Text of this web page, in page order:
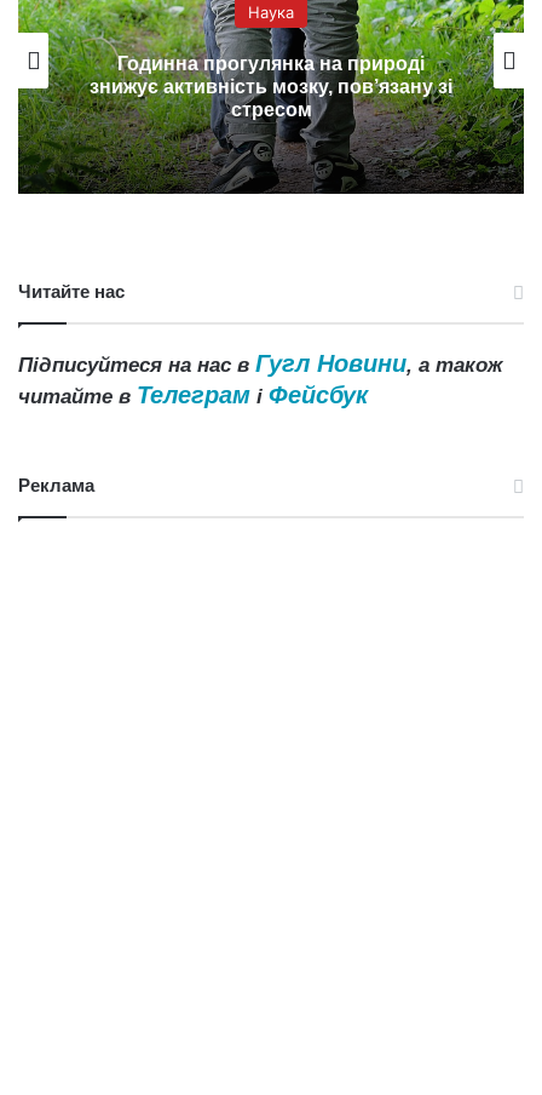
Наука
Годинна прогулянка на природі
знижує активність мозку, пов’язану зі
стресом
Читайте нас
Підписуйтеся на нас в Гугл Новини, а також
читайте в Телеграм і Фейсбук
Реклама